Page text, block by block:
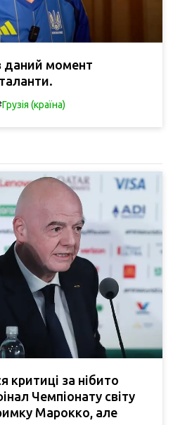
даний момент
Грузія (країна)
критиці за нібито
Чемпіонату світу
Марокко, але